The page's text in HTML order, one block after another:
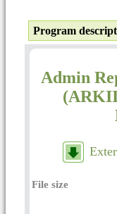
Program
Admin
File size